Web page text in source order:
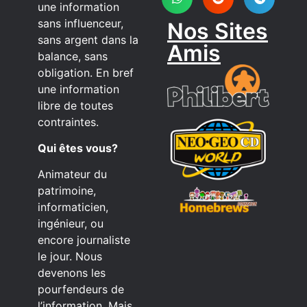
une information
sans influenceur,
sans argent dans la
balance, sans
obligation. En bref
une information
libre de toutes
contraintes.
Qui êtes vous?
Animateur du
patrimoine,
informaticien,
ingénieur, ou
encore journaliste
le jour. Nous
devenons les
pourfendeurs de
Nos Sites
Amis